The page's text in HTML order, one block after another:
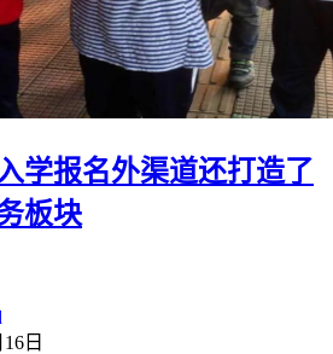
学报名外渠道还打造了
板块
日